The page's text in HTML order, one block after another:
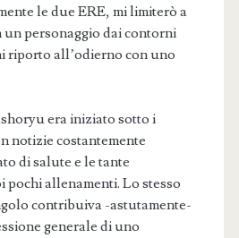
le due ERE, mi limiterò a
un personaggio dai contorni
riporto all’odierno con uno
era iniziato sotto i
notizie costantemente
di salute e le tante
pochi allenamenti. Lo stesso
contribuiva -astutamente-
generale di uno